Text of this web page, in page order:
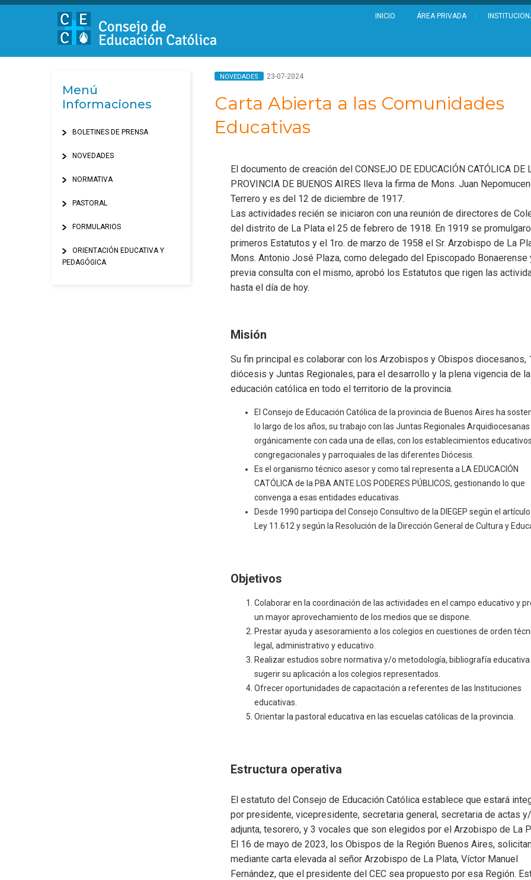
INICIO ÁREA PRIVADA
Menú
Informaciones
BOLETINES DE PRENSA
NOVEDADES
NORMATIVA
PASTORAL
FORMULARIOS
ORIENTACIÓN EDUCATIVA Y
PEDAGÓGICA
NOVEDADES 23-07-2024
Carta Abierta a las Comunidades
Educativas
El documento de creación del CONSEJO DE EDUCACIÓN CATÓLICA DE
PROVINCIA DE BUENOS AIRES lleva la firma de Mons. Juan
Terrero y es del 12 de diciembre de 1917.
Las actividades recién se iniciaron con una reunión de directores de
del distrito de La Plata el 25 de febrero de 1918. En 1919 se
primeros Estatutos y el 1ro. de marzo de 1958 el Sr. Arzobispo de La
Mons. Antonio José Plaza, como delegado del Episcopado Bonaerense
previa consulta con el mismo, aprobó los Estatutos que rigen las
hasta el día de hoy.
Misión
Su fin principal es colaborar con los Arzobispos y Obispos diocesanos,
diócesis y Juntas Regionales, para el desarrollo y la plena vigencia de la
educación católica en todo el territorio de la provincia.
El Consejo de Educación Católica de la provincia de Buenos Aires ha
lo largo de los años, su trabajo con las Juntas Regionales Arquidiocesanas
orgánicamente con cada una de ellas, con los establecimientos
congregacionales y parroquiales de las diferentes Diócesis.
Es el organismo técnico asesor y como tal representa a LA EDUCACIÓN
CATÓLICA de la PBA ANTE LOS PODERES PÚBLICOS, gestionando lo que
convenga a esas entidades educativas.
Desde 1990 participa del Consejo Consultivo de la DIEGEP según el
Ley 11.612 y según la Resolución de la Dirección General de Cultura y
Objetivos
Colaborar en la coordinación de las actividades en el campo educativo y
un mayor aprovechamiento de los medios que se dispone.
Prestar ayuda y asesoramiento a los colegios en cuestiones de orden
legal, administrativo y educativo.
Realizar estudios sobre normativa y/o metodología, bibliografía educativa
sugerir su aplicación a los colegios representados.
Ofrecer oportunidades de capacitación a referentes de las Instituciones
educativas.
Orientar la pastoral educativa en las escuelas católicas de la provincia.
Estructura operativa
El estatuto del Consejo de Educación Católica establece que estará
por presidente, vicepresidente, secretaria general, secretaria de actas
adjunta, tesorero, y 3 vocales que son elegidos por el Arzobispo de La
El 16 de mayo de 2023, los Obispos de la Región Buenos Aires,
mediante carta elevada al señor Arzobispo de La Plata, Víctor Manuel
Fernández, que el presidente del CEC sea propuesto por esa Región.